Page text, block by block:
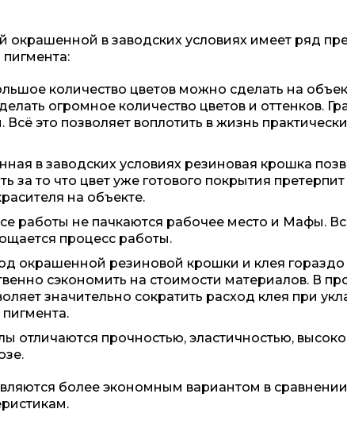
окрашенной в заводских условиях имеет ряд
количество цветов можно сделать на
огромное количество цветов и оттенков.
это позволяет воплотить в жизнь
в заводских условиях резиновая крошка
то что цвет уже готового покрытия
на объекте.
работы не пачкаются рабочее место и Мафы.
процесс работы.
окрашенной резиновой крошки и клея
сэкономить на стоимости материалов. В
значительно сократить расход клея при
отличаются прочностью, эластичностью,
более экономным вариантом в